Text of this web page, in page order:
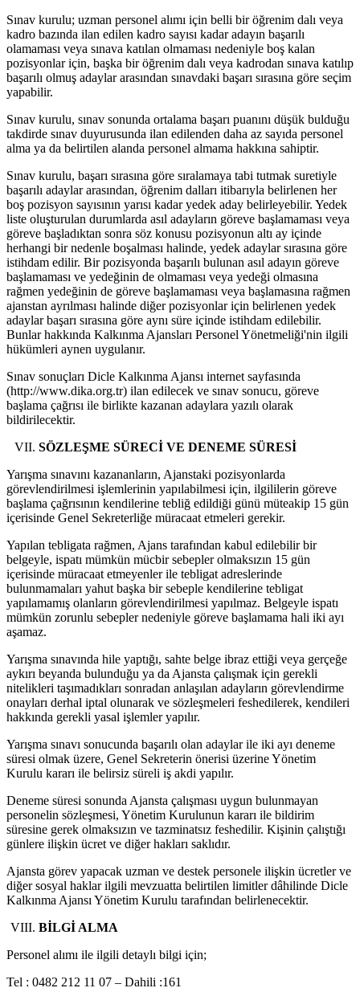
Sınav kurulu; uzman personel alımı için belli bir öğrenim dalı veya
kadro bazında ilan edilen kadro sayısı kadar adayın başarılı
olamaması veya sınava katılan olmaması nedeniyle boş kalan
pozisyonlar için, başka bir öğrenim dalı veya kadrodan sınava katılıp
başarılı olmuş adaylar arasından sınavdaki başarı sırasına göre seçim
yapabilir.
Sınav kurulu, sınav sonunda ortalama başarı puanını düşük bulduğu
takdirde sınav duyurusunda ilan edilenden daha az sayıda personel
alma ya da belirtilen alanda personel almama hakkına sahiptir.
Sınav kurulu, başarı sırasına göre sıralamaya tabi tutmak suretiyle
başarılı adaylar arasından, öğrenim dalları itibarıyla belirlenen her
boş pozisyon sayısının yarısı kadar yedek aday belirleyebilir. Yedek
liste oluşturulan durumlarda asıl adayların göreve başlamaması veya
göreve başladıktan sonra söz konusu pozisyonun altı ay içinde
herhangi bir nedenle boşalması halinde, yedek adaylar sırasına göre
istihdam edilir. Bir pozisyonda başarılı bulunan asıl adayın göreve
başlamaması ve yedeğinin de olmaması veya yedeği olmasına
rağmen yedeğinin de göreve başlamaması veya başlamasına rağmen
ajanstan ayrılması halinde diğer pozisyonlar için belirlenen yedek
adaylar başarı sırasına göre aynı süre içinde istihdam edilebilir.
Bunlar hakkında Kalkınma Ajansları Personel Yönetmeliği'nin ilgili
hükümleri aynen uygulanır.
Sınav sonuçları Dicle Kalkınma Ajansı internet sayfasında
(http://www.dika.org.tr) ilan edilecek ve sınav sonucu, göreve
başlama çağrısı ile birlikte kazanan adaylara yazılı olarak
bildirilecektir.
SÖZLEŞME SÜRECİ VE DENEME SÜRESİ
Yarışma sınavını kazananların, Ajanstaki pozisyonlarda
görevlendirilmesi işlemlerinin yapılabilmesi için, ilgililerin göreve
başlama çağrısının kendilerine tebliğ edildiği günü müteakip 15 gün
içerisinde Genel Sekreterliğe müracaat etmeleri gerekir.
Yapılan tebligata rağmen, Ajans tarafından kabul edilebilir bir
belgeyle, ispatı mümkün mücbir sebepler olmaksızın 15 gün
içerisinde müracaat etmeyenler ile tebligat adreslerinde
bulunmamaları yahut başka bir sebeple kendilerine tebligat
yapılamamış olanların görevlendirilmesi yapılmaz. Belgeyle ispatı
mümkün zorunlu sebepler nedeniyle göreve başlamama hali iki ayı
aşamaz.
Yarışma sınavında hile yaptığı, sahte belge ibraz ettiği veya gerçeğe
aykırı beyanda bulunduğu ya da Ajansta çalışmak için gerekli
nitelikleri taşımadıkları sonradan anlaşılan adayların görevlendirme
onayları derhal iptal olunarak ve sözleşmeleri feshedilerek, kendileri
hakkında gerekli yasal işlemler yapılır.
Yarışma sınavı sonucunda başarılı olan adaylar ile iki ayı deneme
süresi olmak üzere, Genel Sekreterin önerisi üzerine Yönetim
Kurulu kararı ile belirsiz süreli iş akdi yapılır.
Deneme süresi sonunda Ajansta çalışması uygun bulunmayan
personelin sözleşmesi, Yönetim Kurulunun kararı ile bildirim
süresine gerek olmaksızın ve tazminatsız feshedilir. Kişinin çalıştığı
günlere ilişkin ücret ve diğer hakları saklıdır.
Ajansta görev yapacak uzman ve destek personele ilişkin ücretler ve
diğer sosyal haklar ilgili mevzuatta belirtilen limitler dâhilinde Dicle
Kalkınma Ajansı Yönetim Kurulu tarafından belirlenecektir.
BİLGİ ALMA
Personel alımı ile ilgili detaylı bilgi için;
Tel : 0482 212 11 07 – Dahili :161